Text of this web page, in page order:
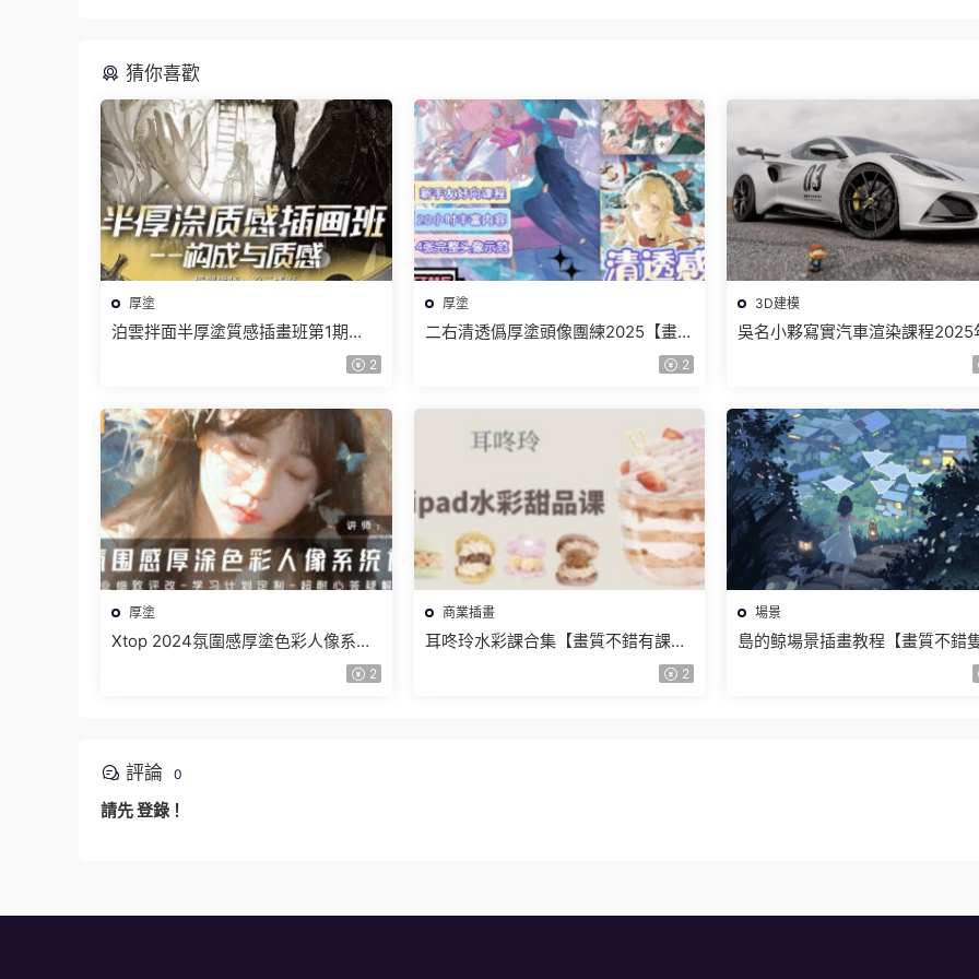
猜你喜歡
厚塗
泊雲拌面半厚塗質感插畫班第1期
2
厚塗
二右清透僞厚塗頭像團練2025【畫質
2
3D建模
吳名小夥寫實汽車渲染課程2025
厚塗
Xtop 2024氛圍感厚塗色彩人像系統
2
商業插畫
耳咚玲水彩課合集【畫質不錯有課
2
場景
島的鲸場景插畫教程【畫質不錯
評論 0
請先登錄 ！